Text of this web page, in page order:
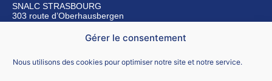
Gérer le consentement
Nous utilisons des cookies pour optimiser notre site et notre service.
SNALC STRASBOURG
303 route d’Oberhausbergen